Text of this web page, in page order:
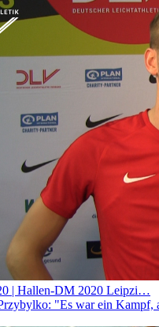
| Hallen-DM 2020 Leipzi…
"Es war ein Kampf,